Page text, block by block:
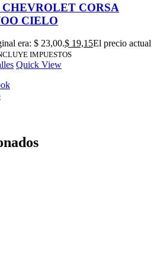
CORSA
CIELO
era: $ 23,00.$ 19,15El precio actual
IMPUESTOS
Quick View